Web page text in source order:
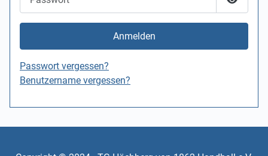
Anmelden
Passwort vergessen?
Benutzername vergessen?